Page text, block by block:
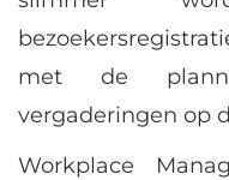
met de
vergaderingen op
Workplace